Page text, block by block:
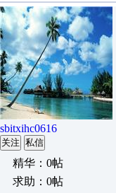
sbitxihc0616
关注 私信
精华：0帖
求助：0帖